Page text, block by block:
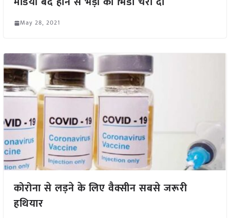
May 28, 2021
कोरोना से लड़ने के लिए वैक्सीन सबसे जरूरी
हथियार